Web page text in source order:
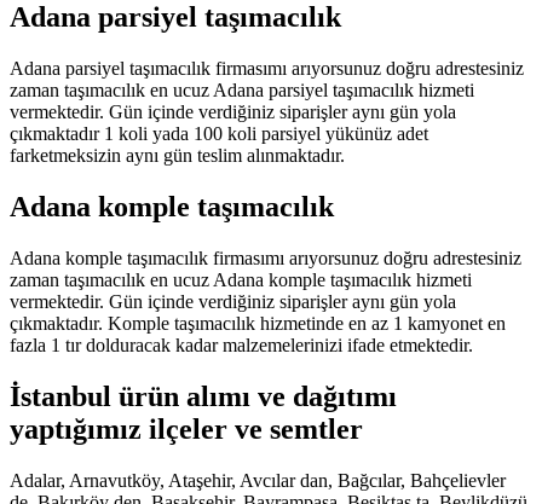
Adana parsiyel taşımacılık
Adana parsiyel taşımacılık firmasımı arıyorsunuz doğru adrestesiniz
zaman taşımacılık en ucuz Adana parsiyel taşımacılık hizmeti
vermektedir. Gün içinde verdiğiniz siparişler aynı gün yola
çıkmaktadır 1 koli yada 100 koli parsiyel yükünüz adet
farketmeksizin aynı gün teslim alınmaktadır.
Adana komple taşımacılık
Adana komple taşımacılık firmasımı arıyorsunuz doğru adrestesiniz
zaman taşımacılık en ucuz Adana komple taşımacılık hizmeti
vermektedir. Gün içinde verdiğiniz siparişler aynı gün yola
çıkmaktadır. Komple taşımacılık hizmetinde en az 1 kamyonet en
fazla 1 tır dolduracak kadar malzemelerinizi ifade etmektedir.
İstanbul ürün alımı ve dağıtımı
yaptığımız ilçeler ve semtler
Adalar, Arnavutköy, Ataşehir, Avcılar dan, Bağcılar, Bahçelievler